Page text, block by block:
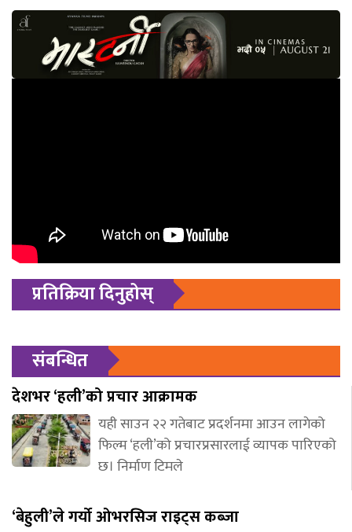
प्रतिक्रिया दिनुहोस्
संबन्धित
देशभर ‘हली’को प्रचार आक्रामक
यही साउन २२ गतेबाट प्रदर्शनमा आउन लागेको
फिल्म ‘हली’को प्रचारप्रसारलाई व्यापक पारिएको
छ। निर्माण टिमले
‘बेहुली’ले गर्यो ओभरसिज राइट्स कब्जा